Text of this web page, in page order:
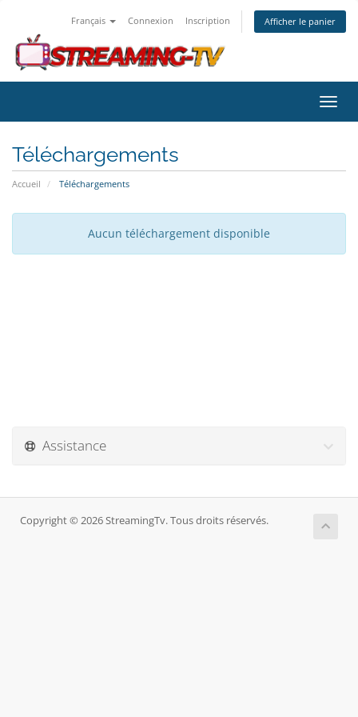
Français Connexion Inscription Afficher le panier
la
Téléchargements
Accueil Téléchargements
Aucun téléchargement disponible
Assistance
Copyright © 2026 StreamingTv. Tous droits réservés.